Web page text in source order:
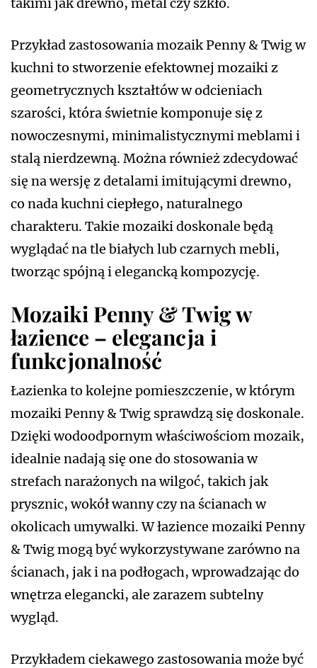
Przykład zastosowania mozaik Penny & Twig w
kuchni to stworzenie efektownej mozaiki z
geometrycznych kształtów w odcieniach
szarości, która świetnie komponuje się z
nowoczesnymi, minimalistycznymi meblami i
stalą nierdzewną. Można również zdecydować
się na wersję z detalami imitującymi drewno,
co nada kuchni ciepłego, naturalnego
charakteru. Takie mozaiki doskonale będą
wyglądać na tle białych lub czarnych mebli,
tworząc spójną i elegancką kompozycję.
Mozaiki Penny & Twig w
łazience – elegancja i
funkcjonalność
Łazienka to kolejne pomieszczenie, w którym
mozaiki Penny & Twig sprawdzą się doskonale.
Dzięki wodoodpornym właściwościom mozaik,
idealnie nadają się one do stosowania w
strefach narażonych na wilgoć, takich jak
prysznic, wokół wanny czy na ścianach w
okolicach umywalki. W łazience mozaiki Penny
& Twig mogą być wykorzystywane zarówno na
ścianach, jak i na podłogach, wprowadzając do
wnętrza elegancki, ale zarazem subtelny
wygląd.
Przykładem ciekawego zastosowania może być